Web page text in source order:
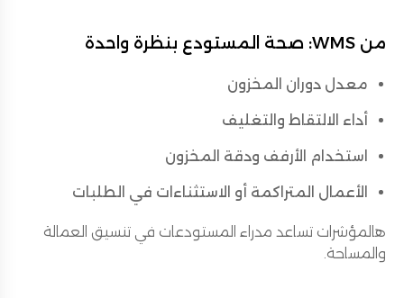
من WMS: صحة المستودع بنظرة واحدة
معدل دوران المخزون
أداء الالتقاط والتغليف
استخدام الأرفف ودقة المخزون
الأعمال المتراكمة أو الاستثناءات في الطلبات
هالمؤشرات تساعد مدراء المستودعات في تنسيق العمالة
والمساحة.